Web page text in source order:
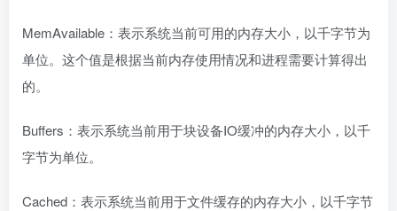
MemAvailable：表示系统当前可用的内存大小，以千字节为
单位。这个值是根据当前内存使用情况和进程需要计算得出
的。
Buffers：表示系统当前用于块设备IO缓冲的内存大小，以千
字节为单位。
Cached：表示系统当前用于文件缓存的内存大小，以千字节